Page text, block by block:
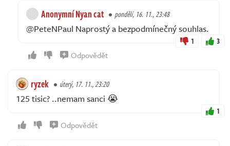
Anonymní Nyan cat pondělí, 16. 11., 23:48
@PeteNPaul Naprostý a bezpodmínečný souhlas.
1 3
Odpovědět
ryzek úterý, 17. 11., 23:20
125 tisic? ..nemam sanci 😭
1
Odpovědět